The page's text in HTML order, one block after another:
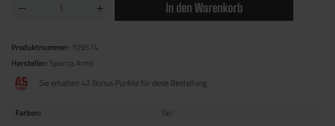
In den Warenkorb
Produktnummer: 109574
Hersteller: Specna Arms
Sie erhalten 42 Bonus Punkte für diese Bestellung
Farben:
Tan